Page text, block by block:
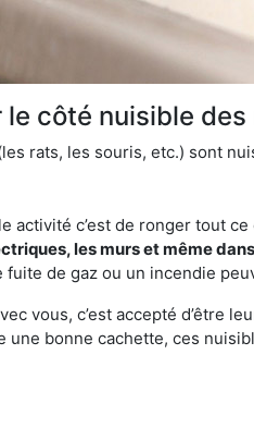
côté nuisible
rats, les souris, etc.) sont
activité c’est de ronger tout
les murs et même
de gaz ou un incendie
vous, c’est accepté d’être
bonne cachette, ces